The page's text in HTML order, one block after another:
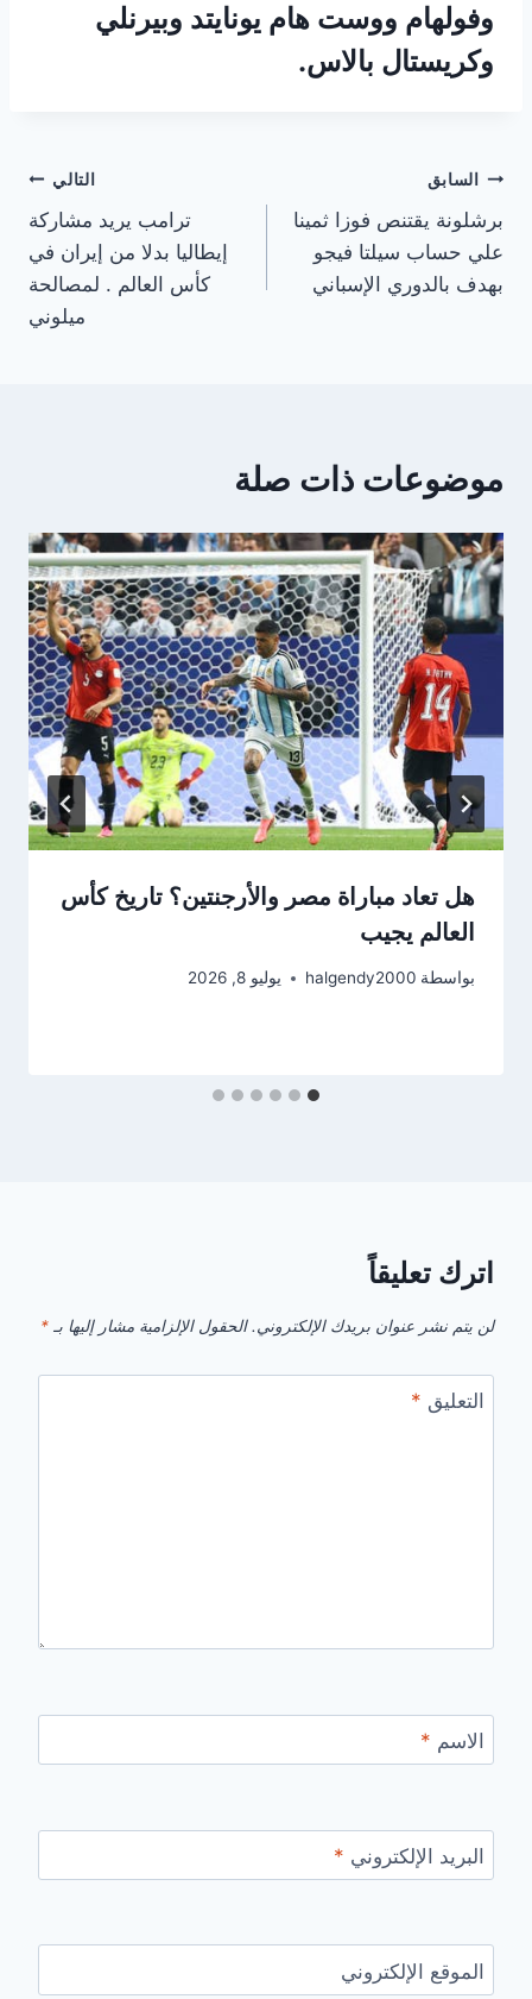
وفولهام ووست هام يونايتد وبيرنلي
وكريستال بالاس.
تصفّح
المقالات
السابق
برشلونة يقتنص فوزا ثمينا
علي حساب سيلتا فيجو
بهدف بالدوري الإسباني
التالي
ترامب يريد مشاركة
إيطاليا بدلا من إيران في
كأس العالم . لمصالحة
ميلوني
موضوعات ذات صلة
هل تعاد مباراة مصر والأرجنتين؟ تاريخ كأس
العالم يجيب
بواسطة halgendy2000 يوليو 8, 2026
اترك تعليقاً
لن يتم نشر عنوان بريدك الإلكتروني. الحقول الإلزامية مشار إليها بـ *
التعليق *
الاسم *
البريد الإلكتروني *
الموقع الإلكتروني